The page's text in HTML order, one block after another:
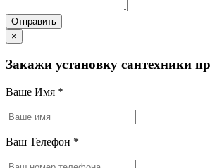
×
Закажи установку сантехники
Ваше Имя *
Ваш Телефон *